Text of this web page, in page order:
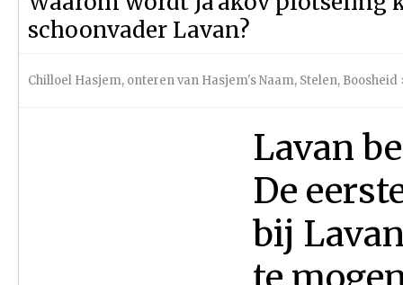
schoonvader Lavan?
Chilloel Hasjem, onteren van Hasjem's Naam, Stelen, Boosheid
Lavan
De
bij